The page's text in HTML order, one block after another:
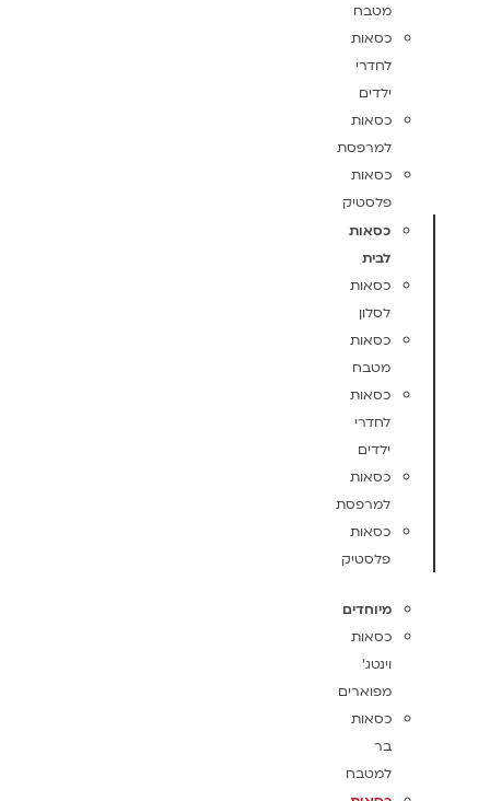
מטבח
כסאות
לחדרי
ילדים
כסאות
למרפסת
כסאות
פלסטיק
כסאות
לבית
כסאות
לסלון
כסאות
מטבח
כסאות
לחדרי
ילדים
כסאות
למרפסת
כסאות
פלסטיק
מיוחדים
כסאות
וינטג'
מפוארים
כסאות
בר
למטבח